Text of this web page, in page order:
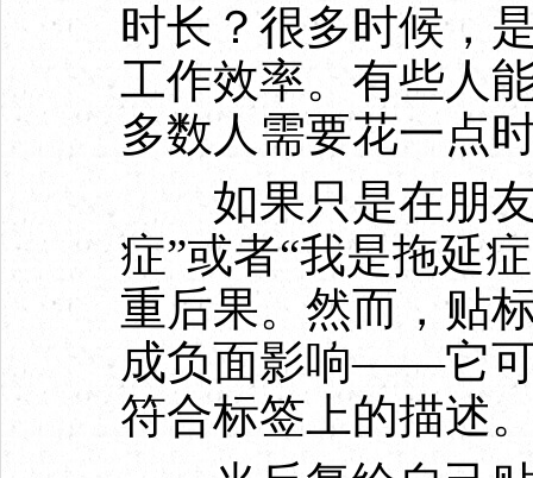
时长？很多时候，
工作效率。有些人
多数人需要花一点
如果只是在朋友
症”或者“我是拖延
重后果。然而，贴
成负面影响——它
符合标签上的描述